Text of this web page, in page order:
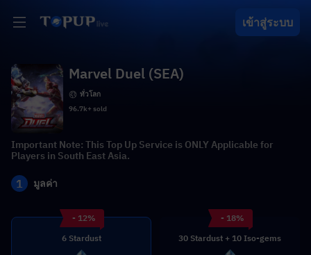
เข้าสู่ระบบ
Marvel Duel (SEA)
ทั่วโลก
96.7k+ sold
Important Note: This Top Up Service is ONLY Applicable for
Players in South East Asia.
1 มูลค่า
- 12%
6 Stardust
- 18%
30 Stardust + 10 Iso-gems